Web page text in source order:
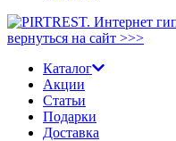
вернуться на сайт >>>
Каталог
Акции
Статьи
Подарки
Доставка